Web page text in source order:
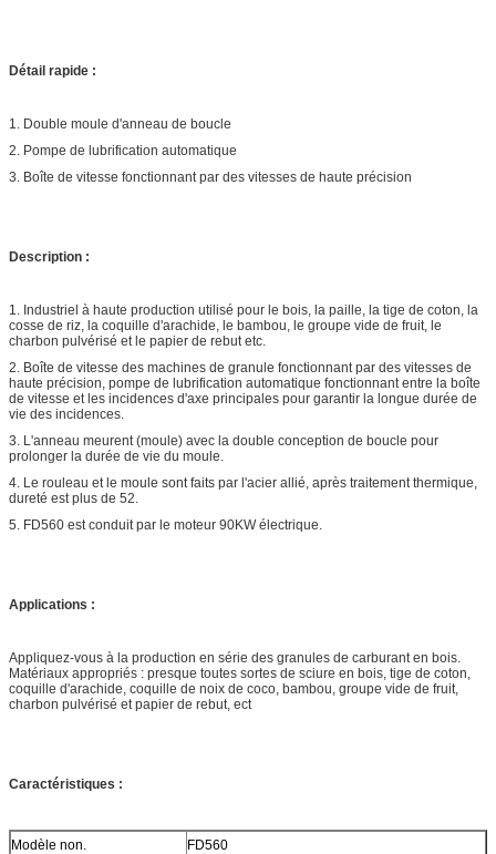
Détail rapide :
1. Double moule d'anneau de boucle
2. Pompe de lubrification automatique
3. Boîte de vitesse fonctionnant par des vitesses de haute précision
Description :
1. Industriel à haute production utilisé pour le bois, la paille, la tige de coton, la
cosse de riz, la coquille d'arachide, le bambou, le groupe vide de fruit, le
charbon pulvérisé et le papier de rebut etc.
2. Boîte de vitesse des machines de granule fonctionnant par des vitesses de
haute précision, pompe de lubrification automatique fonctionnant entre la boîte
de vitesse et les incidences d'axe principales pour garantir la longue durée de
vie des incidences.
3. L'anneau meurent (moule) avec la double conception de boucle pour
prolonger la durée de vie du moule.
4. Le rouleau et le moule sont faits par l'acier allié, après traitement thermique,
dureté est plus de 52.
5. FD560 est conduit par le moteur 90KW électrique.
Applications :
Appliquez-vous à la production en série des granules de carburant en bois.
Matériaux appropriés : presque toutes sortes de sciure en bois, tige de coton,
coquille d'arachide, coquille de noix de coco, bambou, groupe vide de fruit,
charbon pulvérisé et papier de rebut, ect
Caractéristiques :
Modèle non.
FD560